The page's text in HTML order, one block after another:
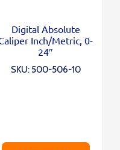
Digital Absolute
Inch/Metric, 0-
24″
SKU: 500-506-10